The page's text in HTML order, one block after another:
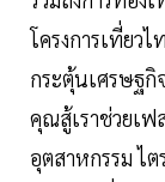
โครงการเที่ยว
กระตุ้นเศรษฐกิ
คุณสู้เราช่วยเ
อุตสาหกรรม ไ